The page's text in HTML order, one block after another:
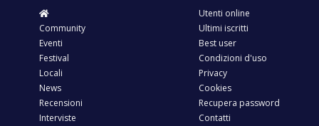
Community
Eventi
Festival
Locali
News
Recensioni
Interviste
Utenti online
Ultimi iscritti
Best user
Condizioni d'uso
Privacy
Cookies
Recupera password
Contatti